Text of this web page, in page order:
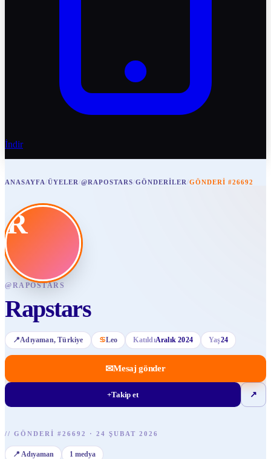
İndir
ANASAYFA/ÜYELER/@RAPOSTARS/GÖNDERILER/GÖNDERI #26692
R
@RAPOSTARS
Rapstars
📍Adıyaman, Türkiye ♋Leo KatıldıAralık 2024 Yaş24
✉Mesaj gönder
+Takip et ↗
// GÖNDERI #26692 · 24 ŞUBAT 2026
📍 Adıyaman 1 medya